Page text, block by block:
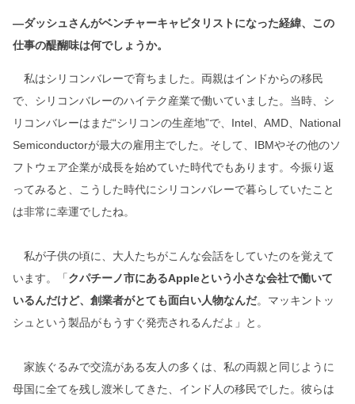
―ダッシュさんがベンチャーキャピタリストになった経緯、この
仕事の醍醐味は何でしょうか。
私はシリコンバレーで育ちました。両親はインドからの移民
で、シリコンバレーのハイテク産業で働いていました。当時、シ
リコンバレーはまだ“シリコンの生産地”で、Intel、AMD、National
Semiconductorが最大の雇用主でした。そして、IBMやその他のソ
フトウェア企業が成長を始めていた時代でもあります。今振り返
ってみると、こうした時代にシリコンバレーで暮らしていたこと
は非常に幸運でしたね。
私が子供の頃に、大人たちがこんな会話をしていたのを覚えて
います。「クパチーノ市にあるAppleという小さな会社で働いて
いるんだけど、創業者がとても面白い人物なんだ。マッキントッ
シュという製品がもうすぐ発売されるんだよ」と。
家族ぐるみで交流がある友人の多くは、私の両親と同じように
母国に全てを残し渡米してきた、インド人の移民でした。彼らは